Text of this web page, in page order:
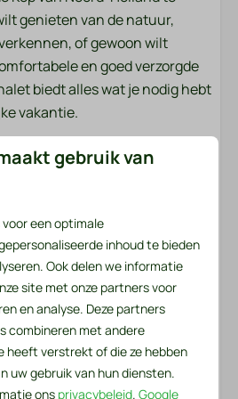
Verkoeling
genieten van de natuur,
of gewoon wilt
en goed verzorgde
biedt alles wat je nodig hebt
vakantie.
liggen voor u klaar
per persoon bevat een
vind je zowel een kleine als
zijn er een
theedoek beschikbaar. Voor
een handige serviceset
onder andere een vuilniszak,
afwasmiddel, twee
rol toiletpapier.
gebruik van
een optimale
inhoud te bieden
Ook delen we informatie
site met onze partners voor
en analyse. Deze partners
combineren met andere
heeft verstrekt of die ze hebben
uw gebruik van hun diensten.
ons privacybeleid.Google